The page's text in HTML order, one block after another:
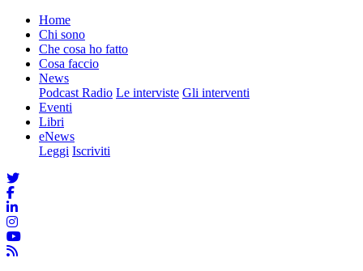
Home
Chi sono
Che cosa ho fatto
Cosa faccio
News
Podcast Radio Le interviste Gli interventi
Eventi
Libri
eNews
Leggi Iscriviti